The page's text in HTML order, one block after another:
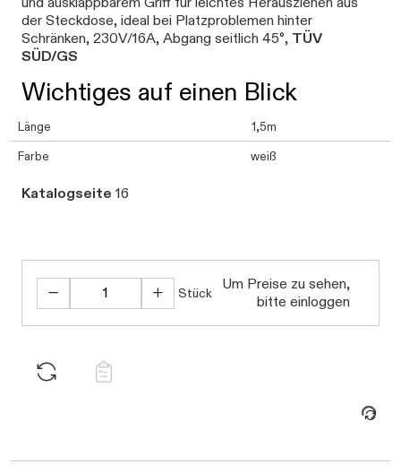
der Steckdose, ideal bei Platzproblemen hinter
Schränken, 230V/16A, Abgang seitlich 45°, TÜV
SÜD/GS
Wichtiges auf einen Blick
Länge 1,5m
Farbe weiß
Katalogseite 16
Stück
Um Preise zu sehen,
bitte einloggen